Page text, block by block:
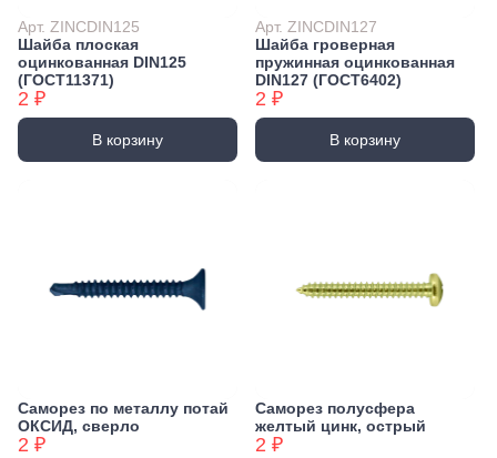
Арт. ZINCDIN125
Шайба плоская
оцинкованная DIN125
(ГОСТ11371)
2 ₽
В корзину
Арт. ZINCDIN127
Шайба гроверная
пружинная оцинкованная
DIN127 (ГОСТ6402)
2 ₽
В корзину
Саморез по металлу потай
ОКСИД, сверло
2 ₽
Саморез полусфера
желтый цинк, острый
2 ₽